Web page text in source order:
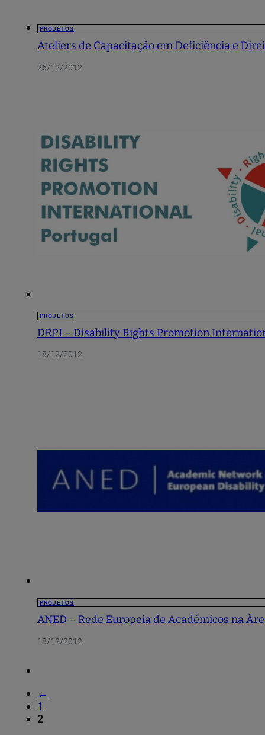
PROJETOS
Ateliers de Capacitação em Deficiência e
26/12/2012
PROJETOS
DRPI – Disability Rights Promotion
18/12/2012
PROJETOS
ANED – Rede Europeia de Académicos na
18/12/2012
←
1
2